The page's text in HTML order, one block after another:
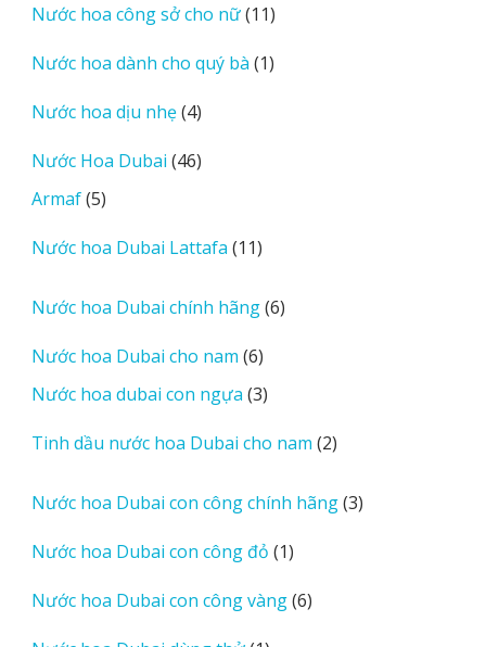
phẩm
Nước hoa công sở cho nữ 1111
phẩm
Nước hoa dành cho quý bà 11
Nước hoa dịu nhẹ 44
phẩm
Nước Hoa Dubai 4646
Armaf 55
phẩm
Nước hoa Dubai Lattafa 1111
phẩm
Nước hoa Dubai chính hãng 66
Nước hoa Dubai cho nam 66
sản
phẩm
Nước hoa dubai con ngựa 33
phẩm
Tinh dầu nước hoa Dubai cho nam 22
phẩm
Nước hoa Dubai con công chính hãng 33
Nước hoa Dubai con công đỏ 11
phẩm
Nước hoa Dubai con công vàng 66